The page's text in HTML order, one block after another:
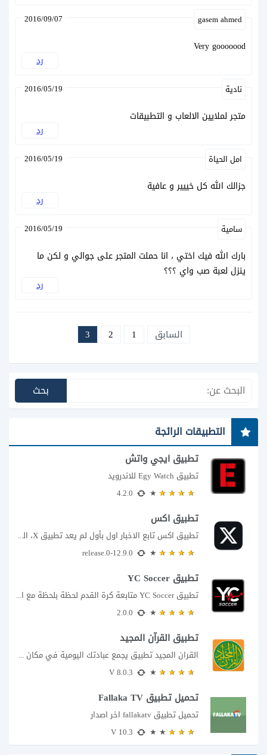
gasem ahmed
2016/09/07
Very gooooood
رد
نادية 2016/05/19
متجر لملايين الالعاب و التطبيقات
رد
امل الحياة 2016/05/19
جزالك الله كل خييير و عافية
رد
سامية 2016/05/19
بارك الله فيك اختي ، انا حملت المتجر على جوالي و لكن ما
ينزل لعبة صب واي ؟؟؟
رد
السابق 1
2
3
التطبيقات الرائجة
تطبيق ايجي واتش
تطبيق Egy Watch للاندرويد
تطبيق اكس
تطبيق اكس تابع الاخبار اول بأول لم يعد تطبيق X، المعروف سابقا باسم تويتر،...
تطبيق YC Soccer
تطبيق YC Soccer متابعة كرة القدم لحظة بلحظة مع اقتراب مباراة مصر والأرجنتين في...
تطبيق القرآن المجيد
القران المجيد تطبيق يجمع عبادتك اليومية في مكان واحد إذا كنت تبحث عن تطبيق...
تحميل تطبيق Fallaka TV
تحميل تطبيق fallakatv اخر اصدار